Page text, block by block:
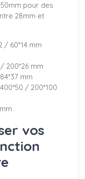
pour des
28mm et
/ 60*14 mm
200*26 mm
mm
/ 200*100
vos